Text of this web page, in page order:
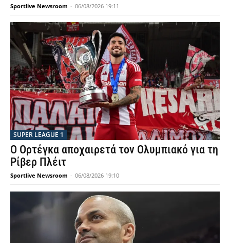
Sportlive Newsroom - 06/08/2026 19:11
SUPER LEAGUE 1
Ο Ορτέγκα αποχαιρετά τον Ολυμπιακό για τη
Ρίβερ Πλέιτ
Sportlive Newsroom - 06/08/2026 19:10